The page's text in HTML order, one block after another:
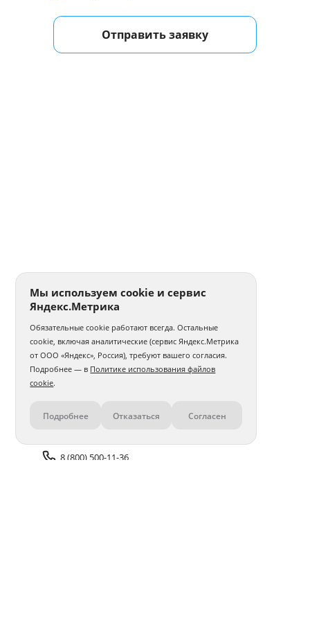
Отправить заявку
Контакты
8 (800) 500-11-36
Мы используем cookie и сервис
Яндекс.Метрика
Обязательные cookie работают всегда. Остальные
cookie, включая аналитические (сервис Яндекс.Метрика
от ООО «Яндекс», Россия), требуют вашего согласия.
Подробнее — в Политике использования файлов
cookie.
Подробнее Отказаться Согласен